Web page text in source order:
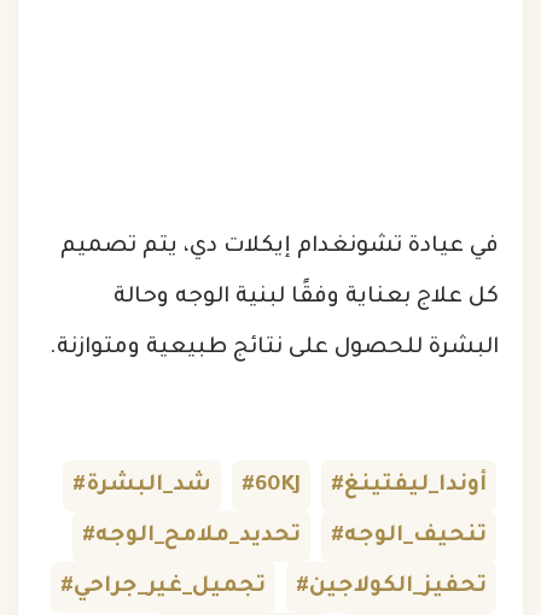
في عيادة تشونغدام إيكلات دي، يتم تصميم
كل علاج بعناية وفقًا لبنية الوجه وحالة
البشرة للحصول على نتائج طبيعية ومتوازنة.
#أوندا_ليفتينغ #60KJ #شد_البشرة
#تنحيف_الوجه #تحديد_ملامح_الوجه
#تحفيز_الكولاجين #تجميل_غير_جراحي